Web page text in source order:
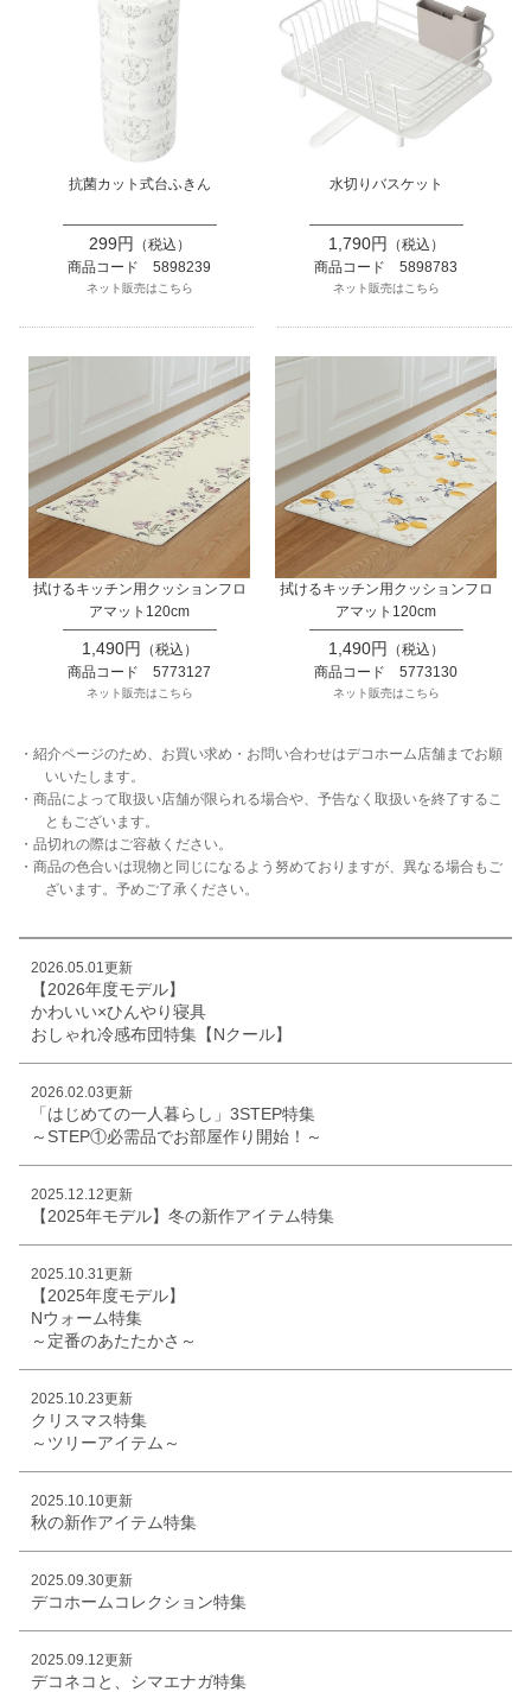
抗菌カット式台ふきん
299円
（税込）
商品コード 5898239
ネット販売はこちら
水切りバスケット
1,790円
（税込）
商品コード 5898783
ネット販売はこちら
拭けるキッチン用クッションフロ
アマット120cm
1,490円
（税込）
商品コード 5773127
ネット販売はこちら
拭けるキッチン用クッションフロ
アマット120cm
1,490円
（税込）
商品コード 5773130
ネット販売はこちら
・紹介ページのため、お買い求め・お問い合わせはデコホーム店舗までお願
いいたします。
・商品によって取扱い店舗が限られる場合や、予告なく取扱いを終了するこ
ともございます。
・品切れの際はご容赦ください。
・商品の色合いは現物と同じになるよう努めておりますが、異なる場合もご
ざいます。予めご了承ください。
2026.05.01更新
【2026年度モデル】
かわいい×ひんやり寝具
おしゃれ冷感布団特集【Nクール】
2026.02.03更新
「はじめての一人暮らし」3STEP特集
～STEP①必需品でお部屋作り開始！～
2025.12.12更新
【2025年モデル】冬の新作アイテム特集
2025.10.31更新
【2025年度モデル】
Nウォーム特集
～定番のあたたかさ～
2025.10.23更新
クリスマス特集
～ツリーアイテム～
2025.10.10更新
秋の新作アイテム特集
2025.09.30更新
デコホームコレクション特集
2025.09.12更新
デコネコと、シマエナガ特集